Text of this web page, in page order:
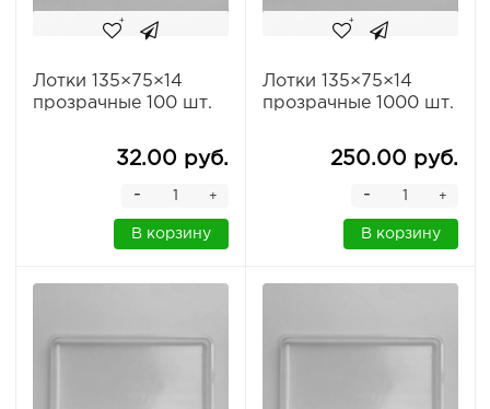
Лотки 135×75×14
прозрачные 100 шт.
32.00 руб.
+
-
В корзину
Лотки 135×75×14
прозрачные 1000 шт.
250.00 руб.
+
-
В корзину